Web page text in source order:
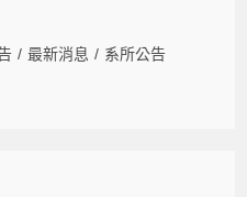
/ 最新消息 / 系所公告